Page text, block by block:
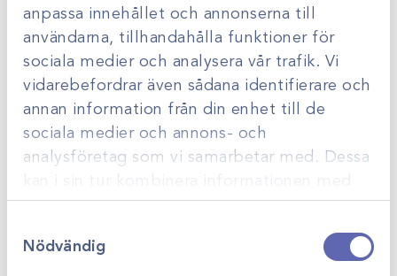
anpassa innehållet och annonserna till
användarna, tillhandahålla funktioner för
sociala medier och analysera vår trafik. Vi
vidarebefordrar även sådana identifierare och
annan information från din enhet till de
sociala medier och annons- och
analysföretag som vi samarbetar med. Dessa
kan i sin tur kombinera informationen med
annan information som du har tillhandahållit
eller som de har samlat in när du har använt
deras tjänster.
Nödvändig
Vi har lösningar föralla!
Ska du starta en ny veterinärklinik, eller vill du förnya en
befintlig? Scandivet hjälper dig med rådgivning,
planering och förslag på lösningar anpassade efter just
dina behov.